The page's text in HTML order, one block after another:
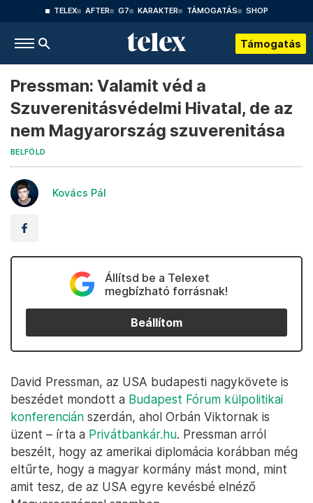
TELEX AFTER G7 KARAKTER TÁMOGATÁS SHOP
Támogatás
Pressman: Valamit véd a
Szuverenitásvédelmi Hivatal, de az
nem Magyarország szuverenitása
BELFÖLD
Kovács Pál
Állítsd be a Telexet
megbízható forrásnak!
Beállítom
David Pressman, az USA budapesti nagykövete is
beszédet mondott a Budapest Fórum külpolitikai
konferencián szerdán, ahol Orbán Viktornak is
üzent – írta a Privátbankár.hu. Pressman arról
beszélt, hogy az amerikai diplomácia korábban még
eltűrte, hogy a magyar kormány mást mond, mint
amit tesz, de az USA egyre kevésbé elnéző